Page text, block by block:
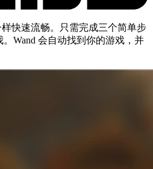
样快速流畅。只需完成三个简单步
Wand 会自动找到你的游戏，并